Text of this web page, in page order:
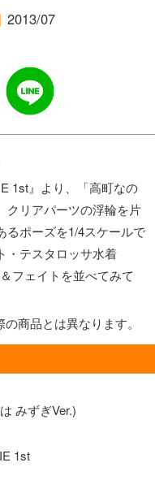
2013/07
1st』より、「高町なの
クリアパーツの浮輪を片
るポーズを1/4スケールで
・テスタロッサ水着
フェイトを並べてみて
商品とは異なります。
みずぎVer.)
1st